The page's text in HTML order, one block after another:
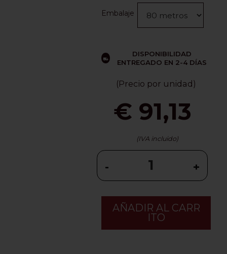
Embalaje
DISPONIBILIDAD
ENTREGADO EN 2-4 DÍAS
(Precio por unidad)
€ 91,13
(IVA incluido)
- +
AÑADIR AL CARR
ITO